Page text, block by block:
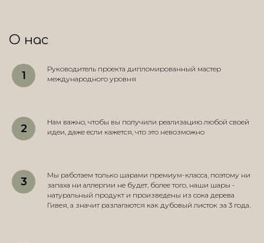
О нас
Руководитель проекта дипломированный мастер
международного уровня
Нам важно, чтобы вы получили реализацию любой своей
идеи, даже если кажется, что это невозможно
Мы работаем только шарами премиум-класса, поэтому ни
запаха ни аллергии не будет, более того, наши шары -
натуральный продукт и произведены из сока дерева
Гивея, а значит разлагаются как дубовый листок за 3 года.